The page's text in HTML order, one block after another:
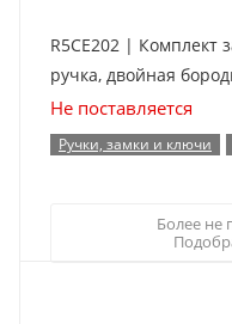
R5CE202 | Комплект
ручка, двойная
Не поставляется
Ручки, замки и ключи
Более не